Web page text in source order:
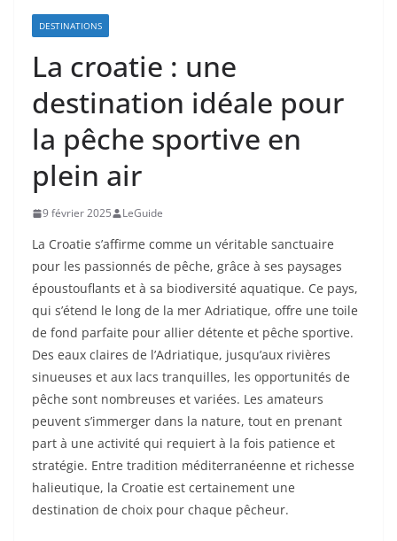
DESTINATIONS
La croatie : une
destination idéale pour
la pêche sportive en
plein air
9 février 2025 LeGuide
La Croatie s’affirme comme un véritable sanctuaire
pour les passionnés de pêche, grâce à ses paysages
époustouflants et à sa biodiversité aquatique. Ce pays,
qui s’étend le long de la mer Adriatique, offre une toile
de fond parfaite pour allier détente et pêche sportive.
Des eaux claires de l’Adriatique, jusqu’aux rivières
sinueuses et aux lacs tranquilles, les opportunités de
pêche sont nombreuses et variées. Les amateurs
peuvent s’immerger dans la nature, tout en prenant
part à une activité qui requiert à la fois patience et
stratégie. Entre tradition méditerranéenne et richesse
halieutique, la Croatie est certainement une
destination de choix pour chaque pêcheur.